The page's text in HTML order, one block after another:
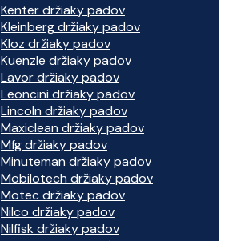
Kenter držiaky padov
Kleinberg držiaky padov
Kloz držiaky padov
Kuenzle držiaky padov
Lavor držiaky padov
Leoncini držiaky padov
Lincoln držiaky padov
Maxiclean držiaky padov
Mfg držiaky padov
Minuteman držiaky padov
Mobilotech držiaky padov
Motec držiaky padov
Nilco držiaky padov
Nilfisk držiaky padov